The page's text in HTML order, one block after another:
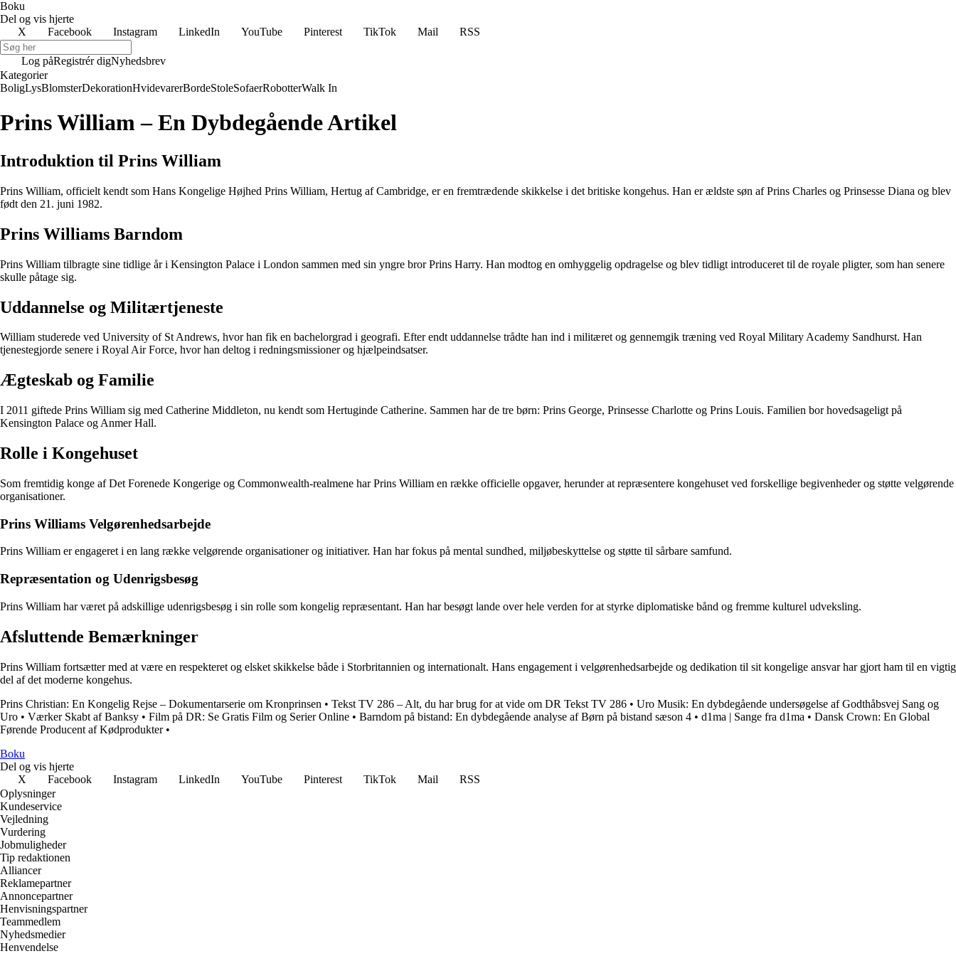
Boku
Del og vis hjerte
X
Facebook Instagram LinkedIn YouTube Pinterest TikTok Mail RSS
Log påRegistrér digNyhedsbrev
Kategorier
BoligLysBlomsterDekorationHvidevarerBordeStoleSofaerRobotterWalk In
Prins William – En Dybdegående Artikel
Introduktion til Prins William
Prins William, officielt kendt som Hans Kongelige Højhed Prins William, Hertug af Cambridge, er en fremtrædende skikkelse i det britiske kongehus. Han er ældste søn af Prins Charles og Prinsesse Diana og blev
født den 21. juni 1982.
Prins Williams Barndom
Prins William tilbragte sine tidlige år i Kensington Palace i London sammen med sin yngre bror Prins Harry. Han modtog en omhyggelig opdragelse og blev tidligt introduceret til de royale pligter, som han senere
skulle påtage sig.
Uddannelse og Militærtjeneste
William studerede ved University of St Andrews, hvor han fik en bachelorgrad i geografi. Efter endt uddannelse trådte han ind i militæret og gennemgik træning ved Royal Military Academy Sandhurst. Han
tjenestegjorde senere i Royal Air Force, hvor han deltog i redningsmissioner og hjælpeindsatser.
Ægteskab og Familie
I 2011 giftede Prins William sig med Catherine Middleton, nu kendt som Hertuginde Catherine. Sammen har de tre børn: Prins George, Prinsesse Charlotte og Prins Louis. Familien bor hovedsageligt på
Kensington Palace og Anmer Hall.
Rolle i Kongehuset
Som fremtidig konge af Det Forenede Kongerige og Commonwealth-realmene har Prins William en række officielle opgaver, herunder at repræsentere kongehuset ved forskellige begivenheder og støtte velgørende
organisationer.
Prins Williams Velgørenhedsarbejde
Prins William er engageret i en lang række velgørende organisationer og initiativer. Han har fokus på mental sundhed, miljøbeskyttelse og støtte til sårbare samfund.
Repræsentation og Udenrigsbesøg
Prins William har været på adskillige udenrigsbesøg i sin rolle som kongelig repræsentant. Han har besøgt lande over hele verden for at styrke diplomatiske bånd og fremme kulturel udveksling.
Afsluttende Bemærkninger
Prins William fortsætter med at være en respekteret og elsket skikkelse både i Storbritannien og internationalt. Hans engagement i velgørenhedsarbejde og dedikation til sit kongelige ansvar har gjort ham til en vigtig
del af det moderne kongehus.
Prins Christian: En Kongelig Rejse – Dokumentarserie om Kronprinsen • Tekst TV 286 – Alt, du har brug for at vide om DR Tekst TV 286 • Uro Musik: En dybdegående undersøgelse af Godthåbsvej Sang og
Uro • Værker Skabt af Banksy • Film på DR: Se Gratis Film og Serier Online • Barndom på bistand: En dybdegående analyse af Børn på bistand sæson 4 • d1ma | Sange fra d1ma • Dansk Crown: En Global
Førende Producent af Kødprodukter•
Boku
Del og vis hjerte
X
Facebook Instagram LinkedIn YouTube Pinterest TikTok Mail
RSS
Oplysninger
Kundeservice
Vejledning
Vurdering
Jobmuligheder
Tip redaktionen
Alliancer
Reklamepartner
Annoncepartner
Henvisningspartner
Teammedlem
Nyhedsmedier
Henvendelse